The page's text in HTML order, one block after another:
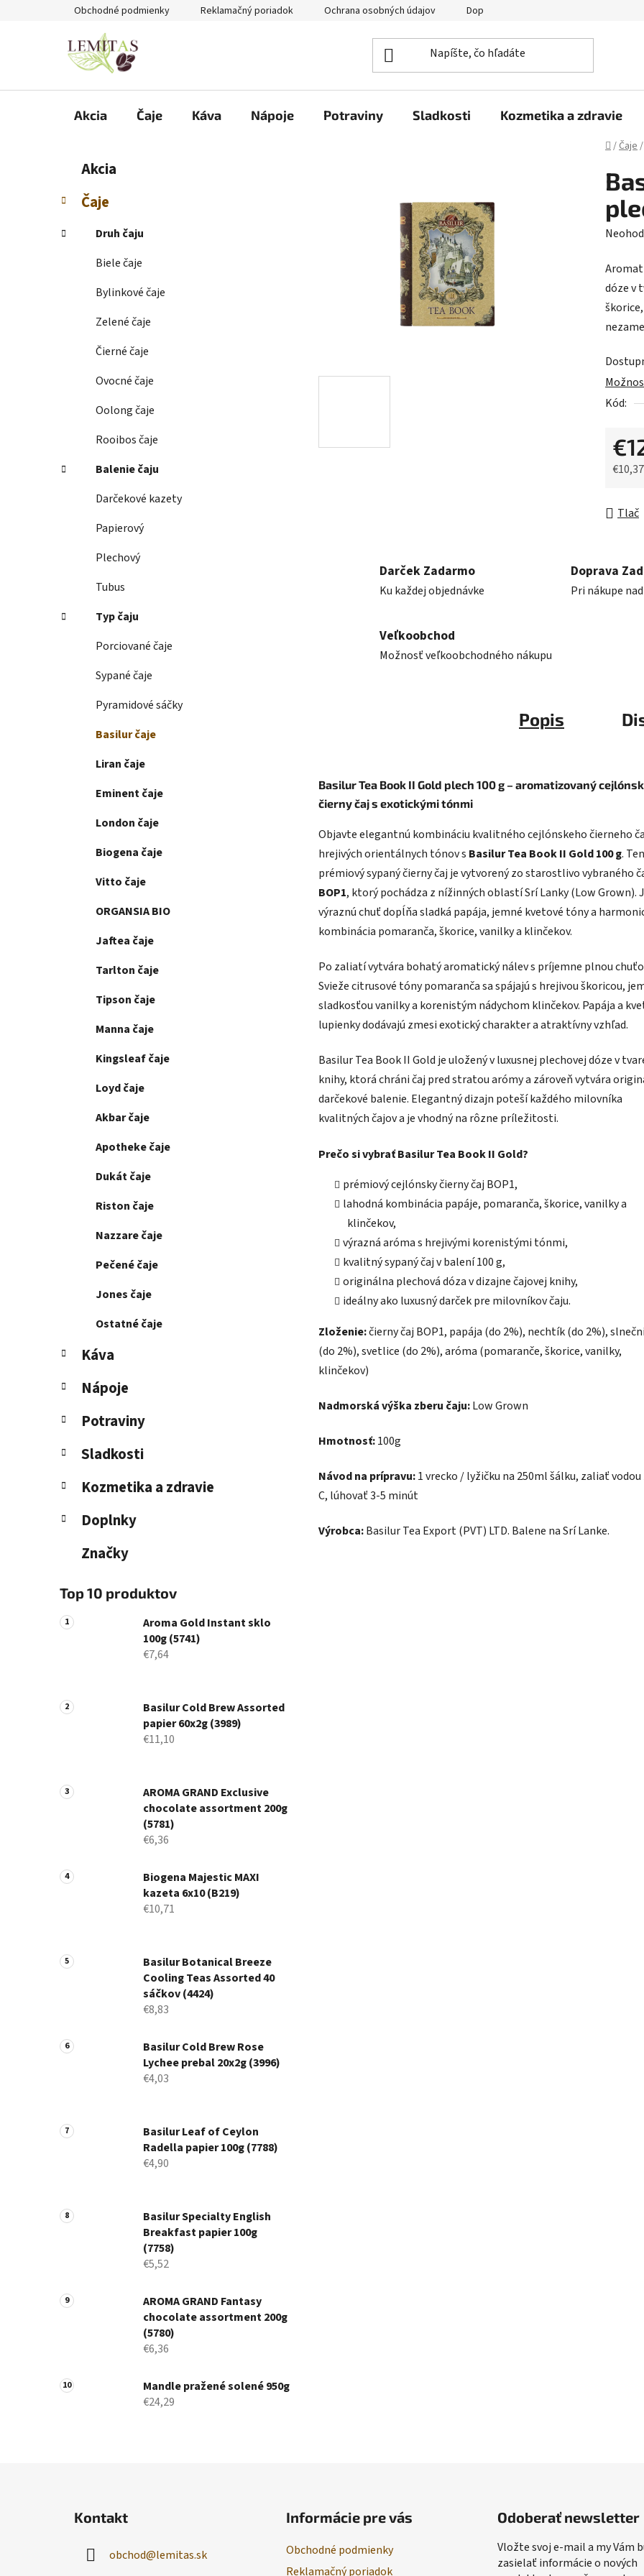
Obchodné podmienky Reklamačný poriadok Ochrana osobných údajov Doprava a platba
Akcia Čaje Káva Nápoje Potraviny Sladkosti Kozmetika a zdravie
Domov
/Čaje/
č
ý
Preskočiť
kategórie
t
e
ó
Akcia
Čaje
Druh čaju
Biele čaje
Bylinkové čaje
Zelené čaje
Čierné čaje
Ovocné čaje
Oolong čaje
Rooibos čaje
Balenie čaju
Darčekové kazety
Papierový
Plechový
Tubus
Typ čaju
Porciované čaje
Sypané čaje
Pyramidové sáčky
Basilur čaje
Liran čaje
Eminent čaje
London čaje
Biogena čaje
Vitto čaje
ORGANSIA BIO
Jaftea čaje
Tarlton čaje
Tipson čaje
Manna čaje
Kingsleaf čaje
Loyd čaje
Akbar čaje
Apotheke čaje
Dukát čaje
Riston čaje
Nazzare čaje
Pečené čaje
Jones čaje
Ostatné čaje
Káva
Nápoje
Potraviny
Sladkosti
Kozmetika a zdravie
Doplnky
Značky
Top 10 produktov
Aroma Gold Instant sklo
100g (5741)
€7,64
Basilur Cold Brew Assorted
papier 60x2g (3989)
€11,10
AROMA GRAND Exclusive
chocolate assortment 200g
(5781)
€6,36
Biogena Majestic MAXI
kazeta 6x10 (B219)
€10,71
Basilur Botanical Breeze
Cooling Teas Assorted 40
sáčkov (4424)
€8,83
Basilur Cold Brew Rose
Lychee prebal 20x2g (3996)
€4,03
Basilur Leaf of Ceylon
Radella papier 100g (7788)
€4,90
Basilur Specialty English
Breakfast papier 100g
(7758)
€5,52
AROMA GRAND Fantasy
chocolate assortment 200g
(5780)
€6,36
Mandle pražené solené 950g
€24,29
je
0,0
z
dóze v
Kód:
Tlač
Darček Zadarmo
Ku každej objednávke
Doprava
Pri nákupe
Veľkoobchod
Možnosť veľkoobchodného nákupu
Popis
Basilur Tea Book II Gold plech 100 g – aromatizovaný
čierny čaj s exotickými tónmi
Objavte elegantnú kombináciu kvalitného cejlónskeho čierneho
hrejivých orientálnych tónov s Basilur Tea Book II Gold 100 g.
prémiový sypaný čierny čaj je vytvorený zo starostlivo vybraného
BOP1, ktorý pochádza z nížinných oblastí Srí Lanky (Low Grown).
výraznú chuť dopĺňa sladká papája, jemné kvetové tóny a
kombinácia pomaranča, škorice, vanilky a klinčekov.
Po zaliatí vytvára bohatý aromatický nálev s príjemne plnou
Svieže citrusové tóny pomaranča sa spájajú s hrejivou škoricou,
sladkosťou vanilky a korenistým nádychom klinčekov. Papája a
lupienky dodávajú zmesi exotický charakter a atraktívny vzhľad.
Basilur Tea Book II Gold je uložený v luxusnej plechovej dóze v
knihy, ktorá chráni čaj pred stratou arómy a zároveň vytvára
darčekové balenie. Elegantný dizajn poteší každého milovníka
kvalitných čajov a je vhodný na rôzne príležitosti.
Prečo si vybrať Basilur Tea Book II Gold?
prémiový cejlónsky čierny čaj BOP1,
lahodná kombinácia papáje, pomaranča, škorice, vanilky a
klinčekov,
výrazná aróma s hrejivými korenistými tónmi,
kvalitný sypaný čaj v balení 100 g,
originálna plechová dóza v dizajne čajovej knihy,
ideálny ako luxusný darček pre milovníkov čaju.
Zloženie:čierny čaj BOP1, papája (do 2%), nechtík (do 2%),
(do 2%), svetlice (do 2%), aróma (pomaranče, škorice, vanilky,
klinčekov)
Nadmorská výška zberu čaju:Low Grown
Hmotnosť:100g
Návod na prípravu:1 vrecko / lyžičku na 250ml šálku, zaliať vodou
C, lúhovať 3-5 minút
Výrobca:Basilur Tea Export (PVT) LTD. Balene na Srí Lanke.
Kontakt
obchod@lemitas.sk
Informácie pre vás
Obchodné podmienky
Reklamačný poriadok
Odoberať newsletter
Vložte svoj e-mail a my Vám
zasielať informácie o nových